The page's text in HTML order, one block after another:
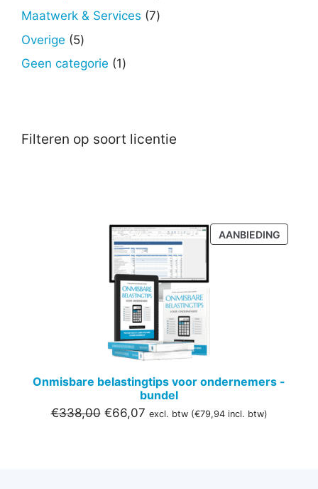
producten
Maatwerk & Services 77
Overige 55
producten
Geen categorie 11
Filteren op soort licentie
AANBIEDING
IN
Onmisbare belastingtips voor ondernemers -
bundel
€338,00 Oorspronkelijke
€66,07Huidige
excl. btw (€79,94incl. btw)